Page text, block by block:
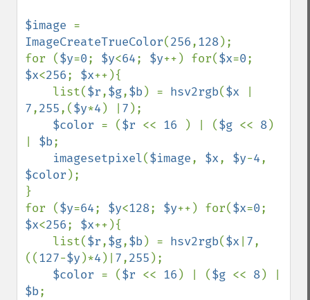
$image
ImageCreateTrueColor(256,128);
for ($y=0; $y<64; $y++) for($x=0
$x<256; $x++){
    list(
$r,$g,$b) = hsv2rgb($x
7,255,($y*4 ) | 7 );
$color = ($r << 16 ) | ($g << 8)
$b;
imagesetpixel($image, $x, $y-4
$color );
}
for ($y=64; $y<128; $y++) for($x=0
$x<256; $x++){
    list(
$r,$g,$b) = hsv2rgb($x 7,
((127-$y )*4 )| 7,255 );
$color = ($r << 16 ) | ($g << 8
$b;